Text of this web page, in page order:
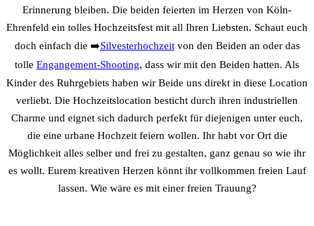
Erinnerung bleiben. Die beiden feierten im Herzen von Köln-
Ehrenfeld ein tolles Hochzeitsfest mit all Ihren Liebsten. Schaut euch
doch einfach die ➡️Silvesterhochzeitvon den Beiden an oder das
tolle Engangement-Shooting, dass wir mit den Beiden hatten. Als
Kinder des Ruhrgebiets haben wir Beide uns direkt in diese Location
verliebt. Die Hochzeitslocation besticht durch ihren industriellen
Charme und eignet sich dadurch perfekt für diejenigen unter euch,
die eine urbane Hochzeit feiern wollen. Ihr habt vor Ort die
Möglichkeit alles selber und frei zu gestalten, ganz genau so wie ihr
es wollt. Eurem kreativen Herzen könnt ihr vollkommen freien Lauf
lassen. Wie wäre es mit einer freien Trauung?